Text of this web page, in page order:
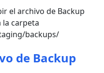
el archivo de Backup
la carpeta
backups/
de Backup